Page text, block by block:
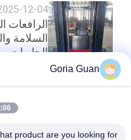
12-04
الرافعات
السلامة
الحاويات
Goria Guan
PM
product are you looking for?